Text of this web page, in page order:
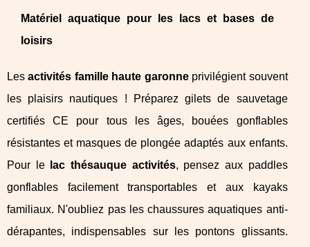
Matériel aquatique pour les lacs et bases de
loisirs
Lesactivités famille haute garonneprivilégient souvent
les plaisirs nautiques ! Préparez gilets de sauvetage
certifiés CE pour tous les âges, bouées gonflables
résistantes et masques de plongée adaptés aux enfants.
Pour le
lac thésauque activités, pensez aux paddles
gonflables facilement transportables et aux kayaks
familiaux. N'oubliez pas les chaussures aquatiques anti-
dérapantes, indispensables sur les pontons glissants.